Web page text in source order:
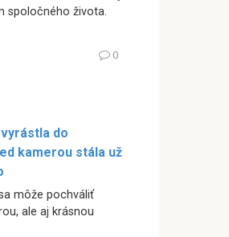
spoločného života.
0
do
kamerou stála už
môže pochváliť
ale aj krásnou